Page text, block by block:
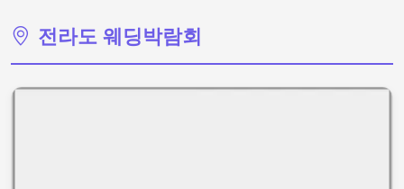
전라도 웨딩박람회